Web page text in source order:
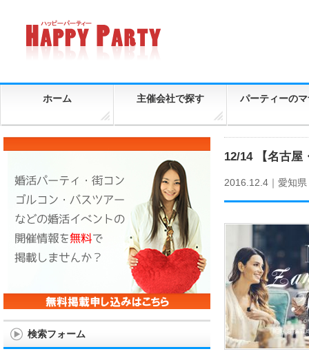
ホーム 主催会社で探す パーティーの
12/14 【名古屋
2016.12.4｜ 愛知県
検索フォーム